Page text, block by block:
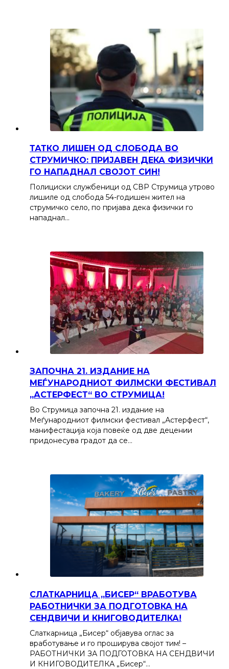
ТАТКО ЛИШЕН ОД СЛОБОДА ВО
СТРУМИЧКО: ПРИЈАВЕН ДЕКА ФИЗИЧКИ
ГО НАПАДНАЛ СВОЈОТ СИН!
Полициски службеници од СВР Струмица утрово
лишиле од слобода 54-годишен жител на
струмичко село, по пријава дека физички го
нападнал…
ЗАПОЧНА 21. ИЗДАНИЕ НА
МЕЃУНАРОДНИОТ ФИЛМСКИ ФЕСТИВАЛ
„АСТЕРФЕСТ“ ВО СТРУМИЦА!
Во Струмица започна 21. издание на
Меѓународниот филмски фестивал „Астерфест“,
манифестација која повеќе од две децении
придонесува градот да се…
СЛАТКАРНИЦА „БИСЕР“ ВРАБОТУВА
РАБОТНИЧКИ ЗА ПОДГОТОВКА НА
СЕНДВИЧИ И КНИГОВОДИТЕЛКА!
Слаткарница „Бисер“ објавува оглас за
вработување и го проширува својот тим! –
РАБОТНИЧКИ ЗА ПОДГОТОВКА НА СЕНДВИЧИ
И КНИГОВОДИТЕЛКА „Бисер“…